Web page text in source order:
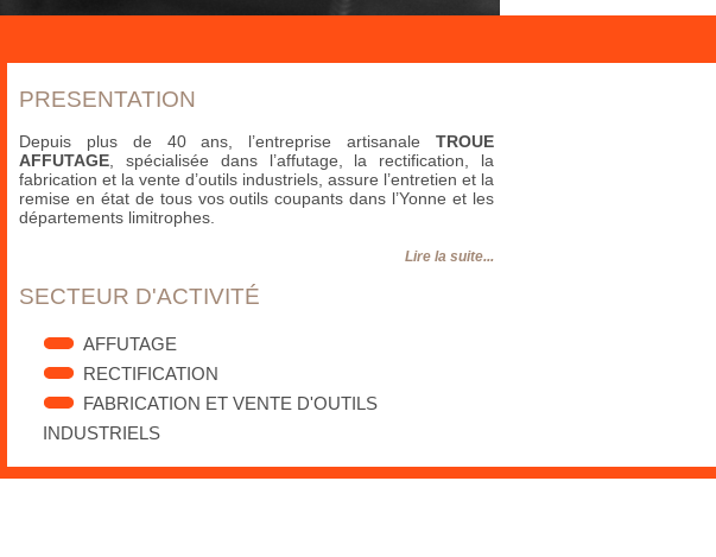
PRESENTATION
Depuis plus de 40 ans, l’entreprise artisanale TROUE
AFFUTAGE , spécialisée dans l’affutage, la rectification, la
fabrication et la vente d’outils industriels, assure l’entretien et la
remise en état de tous vos outils coupants dans l’Yonne et les
départements limitrophes.
Lire la suite...
SECTEUR D'ACTIVITÉ
AFFUTAGE
RECTIFICATION
FABRICATION ET VENTE D'OUTILS
INDUSTRIELS